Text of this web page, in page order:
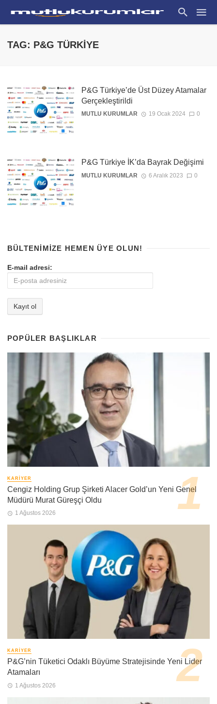
TAG: P&G TÜRKIYE
P&G Türkiye’de Üst Düzey Atamalar
Gerçekleştirildi
MUTLU KURUMLAR 19 Ocak 2024 0
P&G Türkiye İK’da Bayrak Değişimi
MUTLU KURUMLAR 6 Aralık 2023 0
BÜLTENIMIZE HEMEN ÜYE OLUN!
E-mail adresi:
POPÜLER BAŞLIKLAR
KARIYER
Cengiz Holding Grup Şirketi Alacer Gold’un Yeni Genel
Müdürü Murat Güreşçi Oldu
1 Ağustos 2026
KARIYER
P&G’nin Tüketici Odaklı Büyüme Stratejisinde Yeni Lider
Atamaları
1 Ağustos 2026